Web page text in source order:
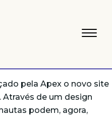
pela Apex o novo site
de um design
podem, agora,